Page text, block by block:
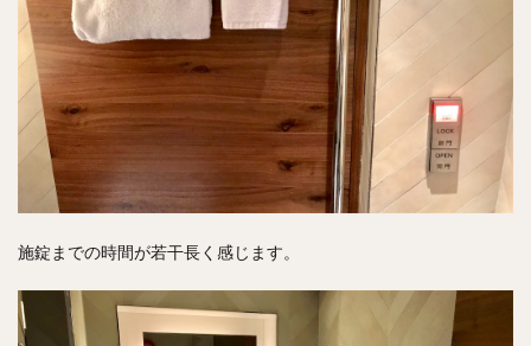
施錠までの時間が若干長く感じます。